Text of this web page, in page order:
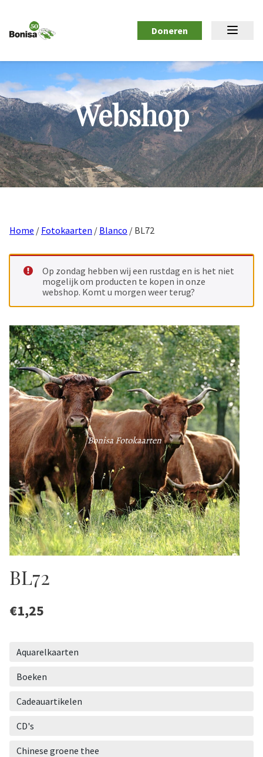
Doneren
Webshop
Home / Fotokaarten / Blanco / BL72
Aquarelkaarten
Boeken
Cadeauartikelen
CD's
Chinese groene thee
Op zondag hebben wij een rustdag en is het niet
mogelijk om producten te kopen in onze
webshop. Komt u morgen weer terug?
BL72
€1,25